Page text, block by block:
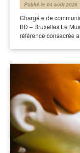
Publié le 04 août 2026
Chargé·e de
BD – Bruxelles Le
référence consacrée